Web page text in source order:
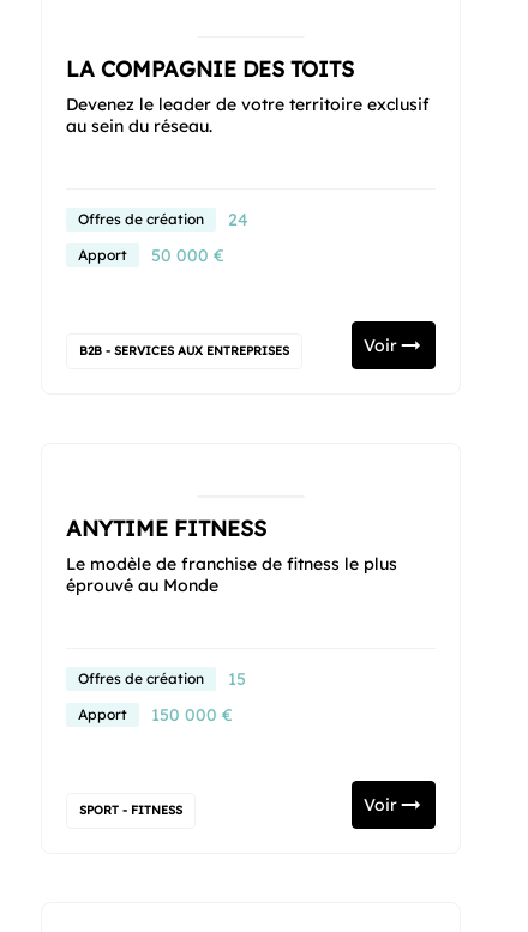
LA COMPAGNIE DES TOITS
Devenez le leader de votre territoire exclusif
au sein du réseau.
Offres de création 24
Apport 50 000 €
B2B - SERVICES AUX ENTREPRISES Voir
ANYTIME FITNESS
Le modèle de franchise de fitness le plus
éprouvé au Monde
Offres de création 15
Apport 150 000 €
SPORT - FITNESS Voir